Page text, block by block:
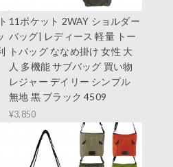
11ポケット 2WAY ショルダー
バッグ| レディース 軽量 トー
トバッグ ななめ掛け 女性 大
人 多機能 サブバッグ 買い物
レジャー デイリー シンプル
無地 黒 ブラック 4509
¥3,850